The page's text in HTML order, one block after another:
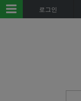
로그인